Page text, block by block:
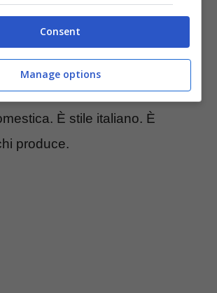
pomodori locali, cipolla
aceto. Oppure una pasta
olio extravergine
pangrattato. È
È stile italiano. È
produce.
Consent
Manage options